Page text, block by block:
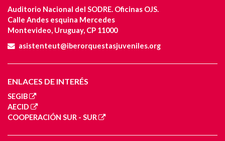
Auditorio Nacional del SODRE. Oficinas OJS.
Calle Andes esquina Mercedes
Montevideo, Uruguay, CP 11000
asistenteut@iberorquestasjuveniles.org
ENLACES DE INTERÉS
SEGIB
AECID
COOPERACIÓN SUR - SUR